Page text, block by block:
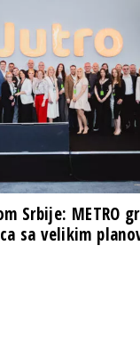
Srbije: METRO
sa velikim